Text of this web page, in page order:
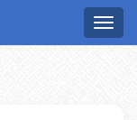
Menu